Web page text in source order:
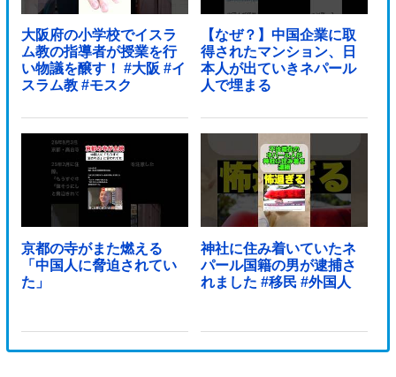
大阪府の小学校でイスラ
ム教の指導者が授業を行
い物議を醸す！ #大阪 #イ
スラム教 #モスク
【なぜ？】中国企業に取
得されたマンション、日
本人が出ていきネパール
人で埋まる
京都の寺がまた燃える
「中国人に脅迫されてい
た」
神社に住み着いていたネ
パール国籍の男が逮捕さ
れました #移民 #外国人